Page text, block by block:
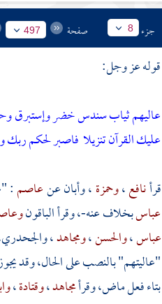
جزء 8 صفحة 497
قوله عز وجل:
عاليهم ثياب سندس خضر وإستبرق
عليك القرآن تنزيلا فاصبر لحكم ربك
قرأنافع،وحمزة،وأبانعنعاصم:
عباسبخلاف عنه-، وقرأ الباقون
عباس،والحسن،ومجاهد،
"عاليتهم" بالنصب على الحال، وقد
بتاء فعل ماض، وقرأمجاهد،وقتادة،